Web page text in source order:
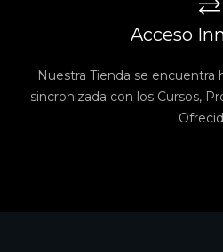
Acceso
Nuestra Tienda se encuentra
sincronizada con los Cursos,